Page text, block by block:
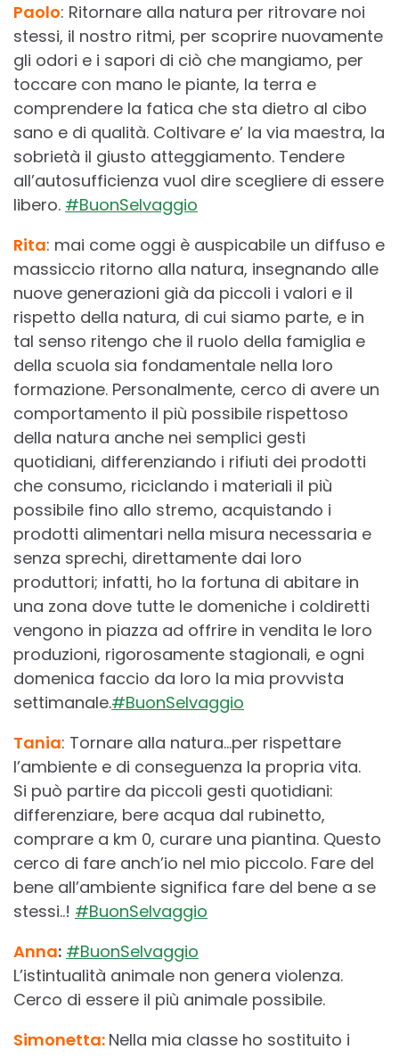
Paolo: Ritornare alla natura per ritrovare noi
stessi, il nostro ritmi, per scoprire nuovamente
gli odori e i sapori di ciò che mangiamo, per
toccare con mano le piante, la terra e
comprendere la fatica che sta dietro al cibo
sano e di qualità. Coltivare e’ la via maestra, la
sobrietà il giusto atteggiamento. Tendere
all’autosufficienza vuol dire scegliere di essere
libero. #BuonSelvaggio
Rita: mai come oggi è auspicabile un diffuso e
massiccio ritorno alla natura, insegnando alle
nuove generazioni già da piccoli i valori e il
rispetto della natura, di cui siamo parte, e in
tal senso ritengo che il ruolo della famiglia e
della scuola sia fondamentale nella loro
formazione. Personalmente, cerco di avere un
comportamento il più possibile rispettoso
della natura anche nei semplici gesti
quotidiani, differenziando i rifiuti dei prodotti
che consumo, riciclando i materiali il più
possibile fino allo stremo, acquistando i
prodotti alimentari nella misura necessaria e
senza sprechi, direttamente dai loro
produttori; infatti, ho la fortuna di abitare in
una zona dove tutte le domeniche i coldiretti
vengono in piazza ad offrire in vendita le loro
produzioni, rigorosamente stagionali, e ogni
domenica faccio da loro la mia provvista
settimanale.#BuonSelvaggio
Tania: Tornare alla natura…per rispettare
l’ambiente e di conseguenza la propria vita.
Si può partire da piccoli gesti quotidiani:
differenziare, bere acqua dal rubinetto,
comprare a km 0, curare una piantina. Questo
cerco di fare anch’io nel mio piccolo. Fare del
bene all’ambiente significa fare del bene a se
stessi..! #BuonSelvaggio
Anna: #BuonSelvaggio
L’istintualità animale non genera violenza.
Cerco di essere il più animale possibile.
Simonetta: Nella mia classe ho sostituito i